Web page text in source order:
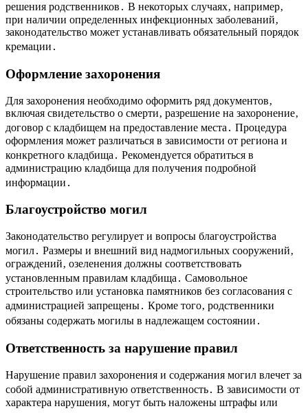
решения родственников․ В некоторых случаях‚ например‚
при наличии определенных инфекционных заболеваний‚
законодательство может устанавливать обязательный порядок
кремации․
Оформление захоронения
Для захоронения необходимо оформить ряд документов‚
включая свидетельство о смерти‚ разрешение на захоронение‚
договор с кладбищем на предоставление места․ Процедура
оформления может различаться в зависимости от региона и
конкретного кладбища․ Рекомендуется обратиться в
администрацию кладбища для получения подробной
информации․
Благоустройство могил
Законодательство регулирует и вопросы благоустройства
могил․ Размеры и внешний вид надмогильных сооружений‚
ограждений‚ озеленения должны соответствовать
установленным правилам кладбища․ Самовольное
строительство или установка памятников без согласования с
администрацией запрещены․ Кроме того‚ родственники
обязаны содержать могилы в надлежащем состоянии․
Ответственность за нарушение правил
Нарушение правил захоронения и содержания могил влечет за
собой административную ответственность․ В зависимости от
характера нарушения‚ могут быть наложены штрафы или